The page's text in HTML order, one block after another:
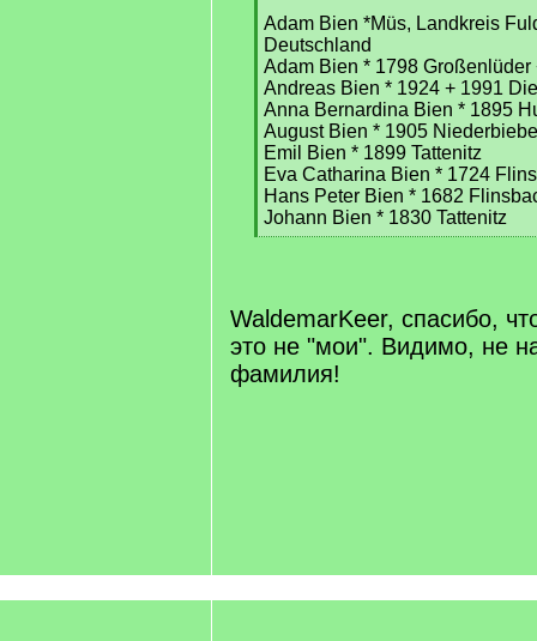
Adam Bien *Müs, Landkreis
Deutschland
Adam Bien * 1798 Großenlüder
Andreas Bien * 1924 + 1991
Anna Bernardina Bien * 1895
August Bien * 1905
Emil Bien * 1899 Tattenitz
Eva Catharina Bien * 1724
Hans Peter Bien * 1682
Johann Bien * 1830 Tattenitz
[
WaldemarKeer, спасибо,
это не "мои". Видимо, не
фамилия!